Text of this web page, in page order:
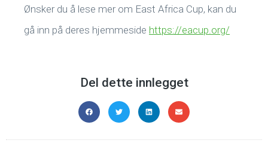
Ønsker du å lese mer om East Africa Cup, kan du
gå inn på deres hjemmeside https://eacup.org/
Del dette innlegget